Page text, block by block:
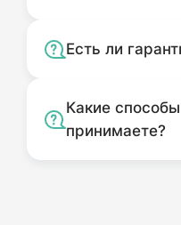
Есть ли
Какие
принимаете?